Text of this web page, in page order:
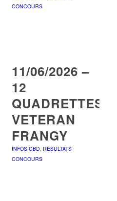
CONCOURS
11/06/2026 –
12
QUADRETTES
VETERAN
FRANGY
INFOS CBD, RÉSULTATS
CONCOURS